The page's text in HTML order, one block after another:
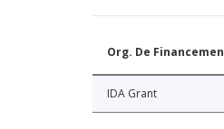
Org. De
IDA Grant